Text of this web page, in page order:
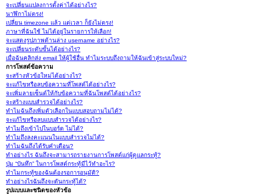
จะเปลี่ยนแปลงการตั้งค่าได้อย่างไร?
นาฬิกาไม่ตรง!
เปลี่ยน timezone แล้ว แต่เวลา ก็ยังไม่ตรง!
ภาษาที่ฉันใช้ ไม่ได้อยู่ในรายการให้เลือก!
จะแสดงรูปภาพด้านล่าง username อย่างไร?
จะเปลี่ยนระดับขั้นได้อย่างไร?
เมื่อฉันคลิกส่ง email ให้ผู้ใช้อื่น ทำไมระบบถึงถามให้ฉันเข้าสู่ระบบใหม่?
การโพสต์ข้อความ
จะสร้างหัวข้อใหม่ได้อย่างไร?
จะแก้ไขหรือลบข้อความที่โพสต์ได้อย่างไร?
จะเพิ่มลายเซ็นต์ให้กับข้อความที่ฉันโพสต์ได้อย่างไร?
จะสร้างแบบสำรวจได้อย่างไร?
ทำไมฉันถึงเพิ่มตัวเลือกในแบบสอบถามไม่ได้?
จะแก้ไขหรือลบแบบสำรวจได้อย่างไร?
ทำไมถึงเข้าไปในบอร์ด ไม่ได้?
ทำไมถึงลงคะแนนในแบบสำรวจไม่ได้?
ทำไมฉันถึงได้รับคำเตือน?
ทำอย่างไร ฉันถึงจะสามารถรายงานการโพสต์แก่ผู้ดูแลกระทู้?
ปุ่ม “บันทึก” ในการโพสต์กระทู้มีไว้ทำอะไร?
ทำไมกระทู้ของฉันต้องรอการอนุมัติ?
ทำอย่างไรฉันถึงจะดันกระทู้ได้?
รูปแบบและชนิดของหัวข้อ